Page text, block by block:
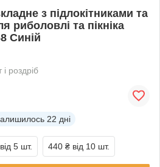
з підлокітниками та
риболовлі та пікніка
Синій
роздріб
22 дні
від 5 шт. 440 ₴ від 10 шт.